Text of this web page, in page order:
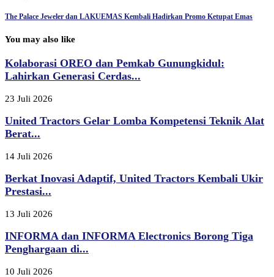
The Palace Jeweler dan LAKUEMAS Kembali Hadirkan Promo Ketupat Emas
You may also like
Kolaborasi OREO dan Pemkab Gunungkidul:
Lahirkan Generasi Cerdas...
23 Juli 2026
United Tractors Gelar Lomba Kompetensi Teknik Alat
Berat...
14 Juli 2026
Berkat Inovasi Adaptif, United Tractors Kembali Ukir
Prestasi...
13 Juli 2026
INFORMA dan INFORMA Electronics Borong Tiga
Penghargaan di...
10 Juli 2026